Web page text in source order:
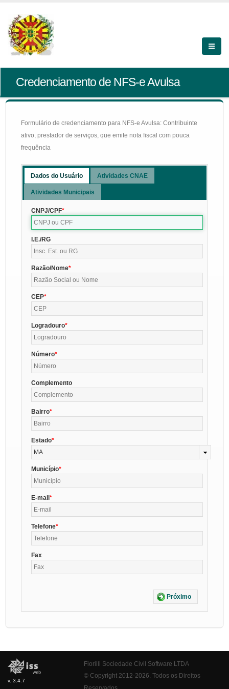
Credenciamento de NFS-e Avulsa
Formulário de credenciamento para NFS-e Avulsa: Contribuinte
ativo, prestador de serviços, que emite nota fiscal com pouca
frequência
Dados do Usuário Atividades CNAE
Atividades Municipais
CNPJ/CPF
I.E./RG
Razão/Nome
CEP
Logradouro
Número
Complemento
Bairro
Estado
MA
Município
E-mail
Telefone
Fax
Próximo
v. 3.4.7
Fiorilli Sociedade Civil Software LTDA
© Copyright 2012-2026. Todos os Direitos